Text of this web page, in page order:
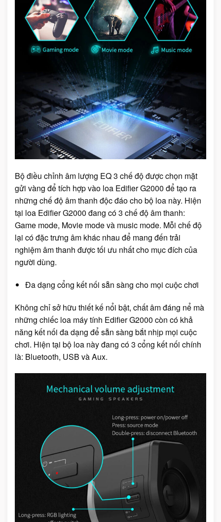
Bộ điều chỉnh âm lượng EQ 3 chế độ được chọn mặt
gửi vàng để tích hợp vào loa Edifier G2000 để tạo ra
những chế độ âm thanh độc đáo cho bộ loa này. Hiện
tại loa Edifier G2000 đang có 3 chế độ âm thanh:
Game mode, Movie mode và music mode. Mỗi chế độ
lại có đặc trưng âm khác nhau để mang đến trải
nghiệm âm thanh được tối ưu nhất cho mục đích của
người dùng.
Đa dạng cổng kết nối sẵn sàng cho mọi cuộc chơi
Không chỉ sở hữu thiết kế nổi bật, chất âm đáng nể mà
những chiếc loa máy tính Edifier G2000 còn có khả
năng kết nối đa dạng để sẵn sàng bắt nhịp mọi cuộc
chơi. Hiện tại bộ loa này đang có 3 cổng kết nối chính
là: Bluetooth, USB và Aux.